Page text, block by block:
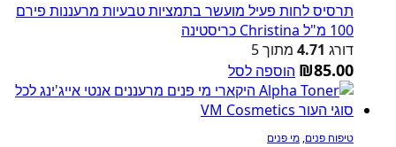
תרסיס לחות פעיל מועשר בתמציות טבעיות מרעננות פירם
100 מ"ל Christina כריסטינה
דורג 4.71 מתוך 5
₪85.00 הוספה לסל
טיפוח פנים, מי פנים